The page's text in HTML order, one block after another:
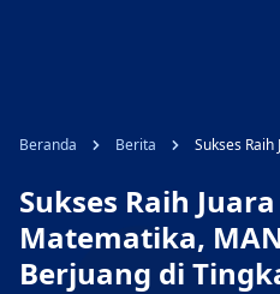
Beranda Berita
Sukses
Sukses Raih
Matematika,
Berjuang di